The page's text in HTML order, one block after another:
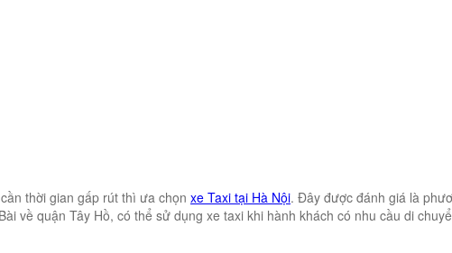
thời gian gấp rút thì ưa chọn xe Taxi tại Hà Nội. Đây được đánh giá là
về quận Tây Hồ, có thể sử dụng xe taxi khi hành khách có nhu cầu di